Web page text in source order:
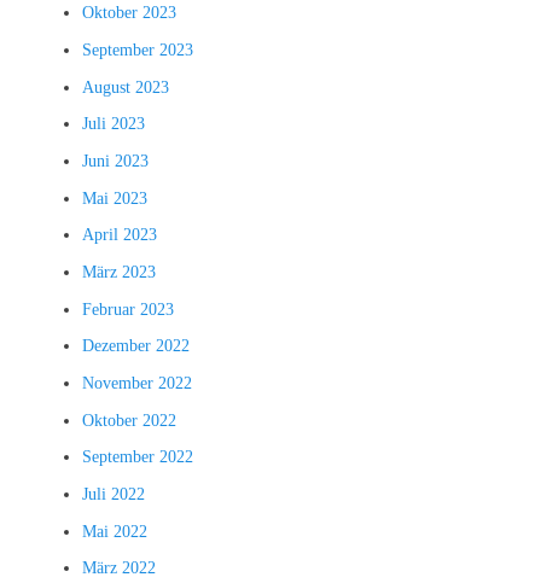
Oktober 2023
September 2023
August 2023
Juli 2023
Juni 2023
Mai 2023
April 2023
März 2023
Februar 2023
Dezember 2022
November 2022
Oktober 2022
September 2022
Juli 2022
Mai 2022
März 2022